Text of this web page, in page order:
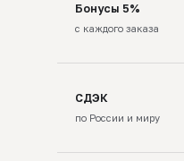
Бонусы 5%
с каждого заказа
СДЭК
по России и миру